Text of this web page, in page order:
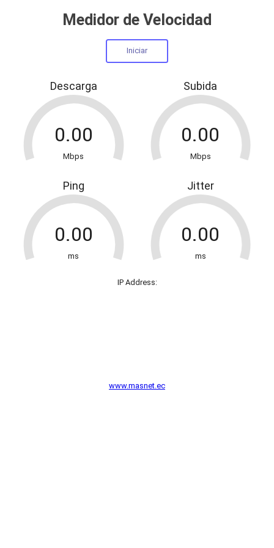
Medidor de Velocidad
Descarga
Mbps
Subida
Mbps
Ping
ms
Jitter
ms
IP Address:
www.masnet.ec